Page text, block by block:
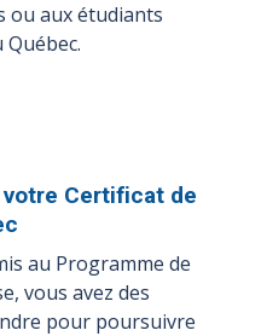
ou aux étudiants
Certificat de
au Programme de
vous avez des
pour poursuivre